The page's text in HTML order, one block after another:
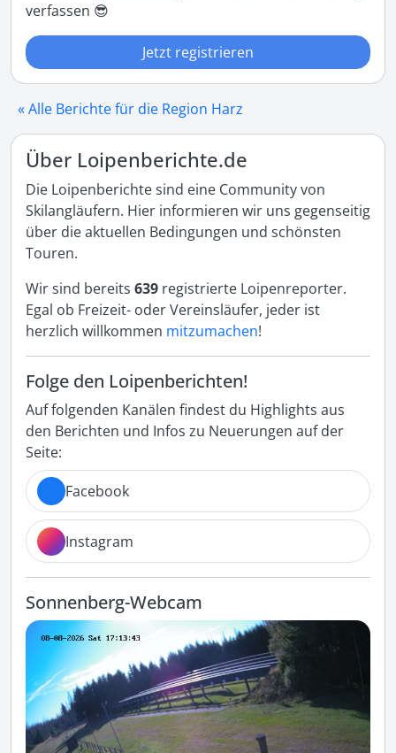
verfassen 😎
Jetzt registrieren
« Alle Berichte für die Region Harz
Über Loipenberichte.de
Die Loipenberichte sind eine Community von
Skilangläufern. Hier informieren wir uns gegenseitig
über die aktuellen Bedingungen und schönsten
Touren.
Wir sind bereits 639 registrierte Loipenreporter.
Egal ob Freizeit- oder Vereinsläufer, jeder ist
herzlich willkommen mitzumachen!
Folge den Loipenberichten!
Auf folgenden Kanälen findest du Highlights aus
den Berichten und Infos zu Neuerungen auf der
Seite:
Facebook
Instagram
Sonnenberg-Webcam